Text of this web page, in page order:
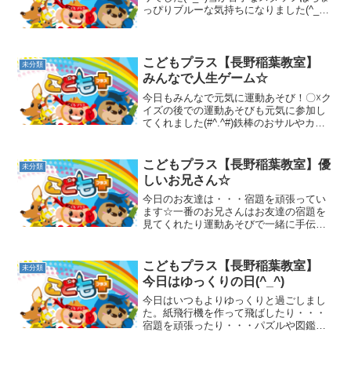
っぴりブルーな気持ちになりました(^_^;)
も！雪が止ん...
未分類
こどもプラス【長野稲葉教室】
みんなで人生ゲーム☆
今日もみんなで元気に運動あそび！〇☓ク
イズの後での運動あそびも元気に参加し
てくれました(#^.^#)鉄棒のおサルやカニ
達も☆おやつの後は皆で仲良く人生ゲー
ムをして過ごし...
未分類
こどもプラス【長野稲葉教室】優
しいお兄さん☆
今日のお友達は・・・宿題を頑張ってい
ます☆一番のお兄さんはお友達の宿題を
見てくれたり運動あそびで一緒に手伝っ
当に助かりました☆ありがとうございま
す(*^_^*)放課後等...
未分類
こどもプラス【長野稲葉教室】
今日はゆっくりの日(^_^)
今日はいつもよりゆっくりと過ごしまし
た。紙飛行機を作って飛ばしたり・・・
宿題を頑張ったり・・・パズルや図鑑な